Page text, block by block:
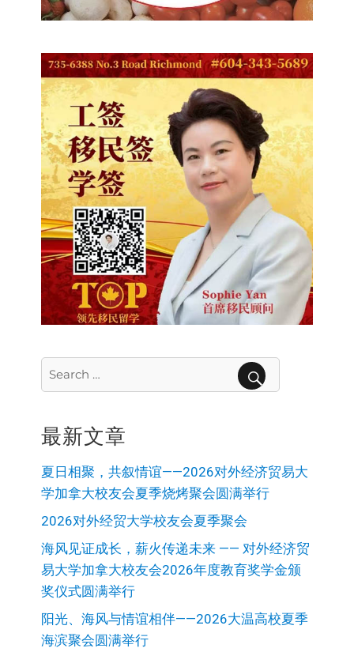
Search
for:
最新文章
夏日相聚，共叙情谊——2026对外经济贸易大
学加拿大校友会夏季烧烤聚会圆满举行
2026对外经贸大学校友会夏季聚会
海风见证成长，薪火传递未来 —— 对外经济贸
易大学加拿大校友会2026年度教育奖学金颁
奖仪式圆满举行
阳光、海风与情谊相伴——2026大温高校夏季
海滨聚会圆满举行